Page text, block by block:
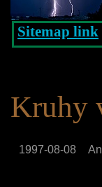
Sitemap link
Kruhy
1997-08-08